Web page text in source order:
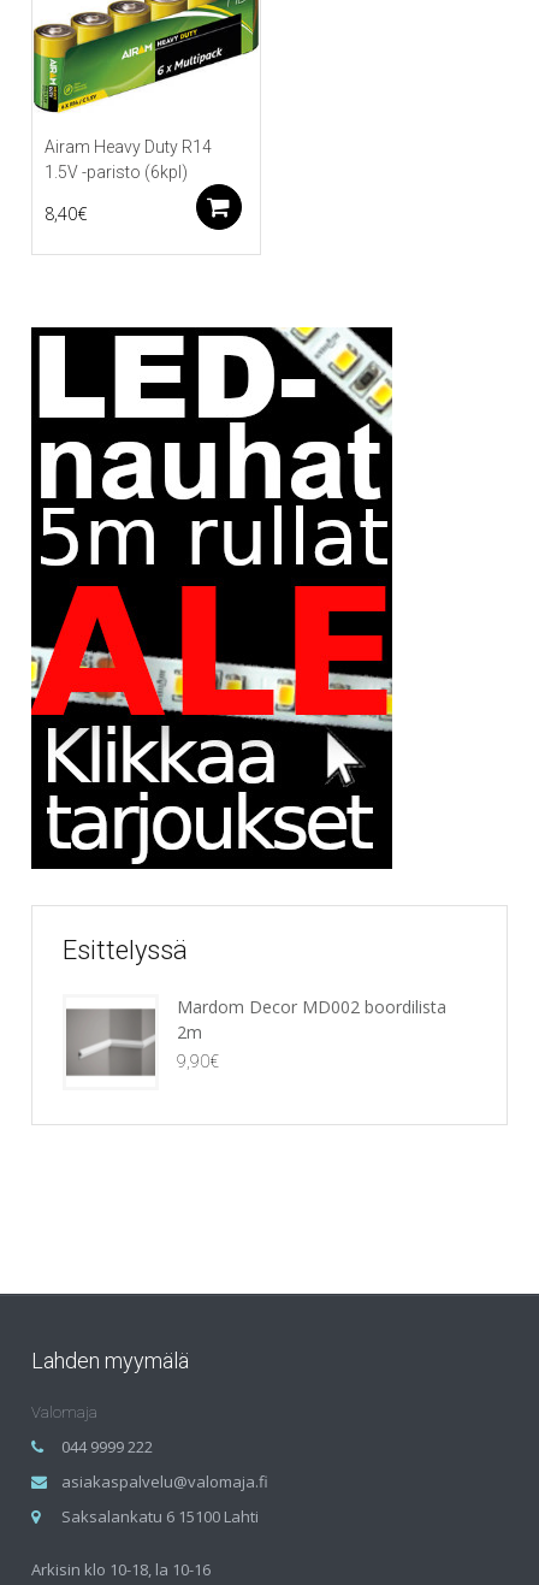
Airam Heavy Duty R14
1.5V -paristo (6kpl)
8,40€
Esittelyssä
Mardom Decor MD002 boordilista
2m
9,90€
Lahden myymälä
Valomaja
044 9999 222
asiakaspalvelu@valomaja.fi
Saksalankatu 6 15100 Lahti
Arkisin klo 10-18, la 10-16